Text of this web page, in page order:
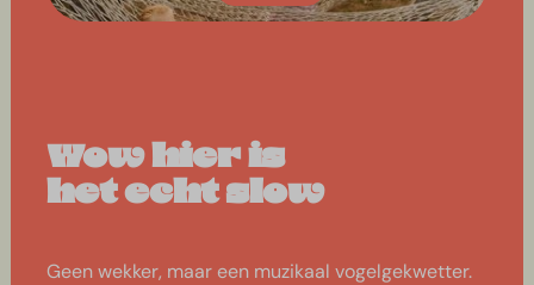
Wow hier is
het echt slow
Geen wekker, maar een muzikaal vogelgekwetter.